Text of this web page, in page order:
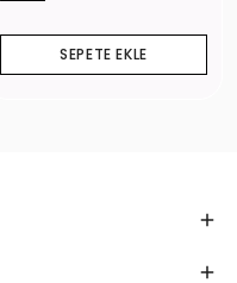
SEPETE EKLE